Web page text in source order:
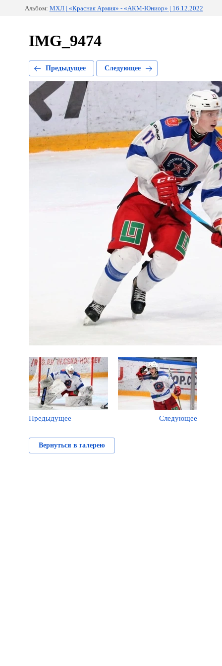
Альбом: МХЛ | «Красная Армия» - «АКМ-Юниор» | 16.12.2022
IMG_9474
Предыдущее Следующее
Предыдущее Следующее
Вернуться в галерею